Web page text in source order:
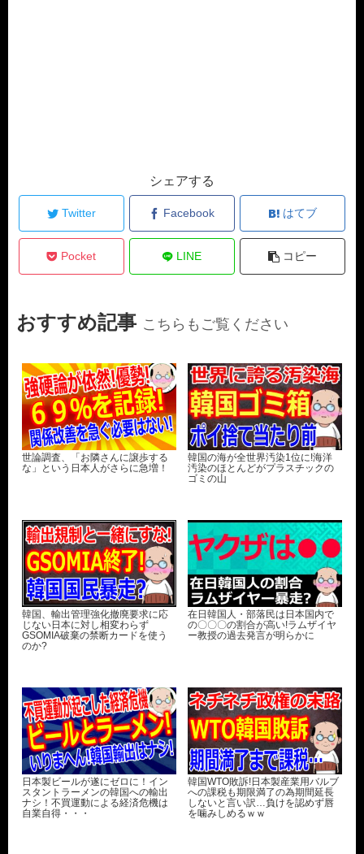
シェアする
Twitter Facebook はてブ
Pocket LINE コピー
おすすめ記事 こちらもご覧ください
世論調査、「お隣さんに譲歩する
な」という日本人がさらに急増！
韓国の海が全世界汚染1位に!海洋
汚染のほとんどがプラスチックの
ゴミの山
韓国、輸出管理強化撤廃要求に応
じない日本に対し相変わらず
GSOMIA破棄の禁断カードを使う
のか?
在日韓国人・部落民は日本国内で
の〇〇〇の割合が高い!ラムザイヤ
ー教授の過去発言が明らかに
日本製ビールが遂にゼロに！イン
スタントラーメンの韓国への輸出
ナシ！不買運動による経済危機は
自業自得・・・
韓国WTO敗訴!日本製産業用バルブ
への課税も期限満了の為期間延長
しないと言い訳…負けを認めず唇
を噛みしめるｗｗ